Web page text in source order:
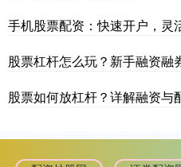
手机股票配资：快速开户，灵
股票杠杆怎么玩？新手融资融
股票如何放杠杆？详解融资与